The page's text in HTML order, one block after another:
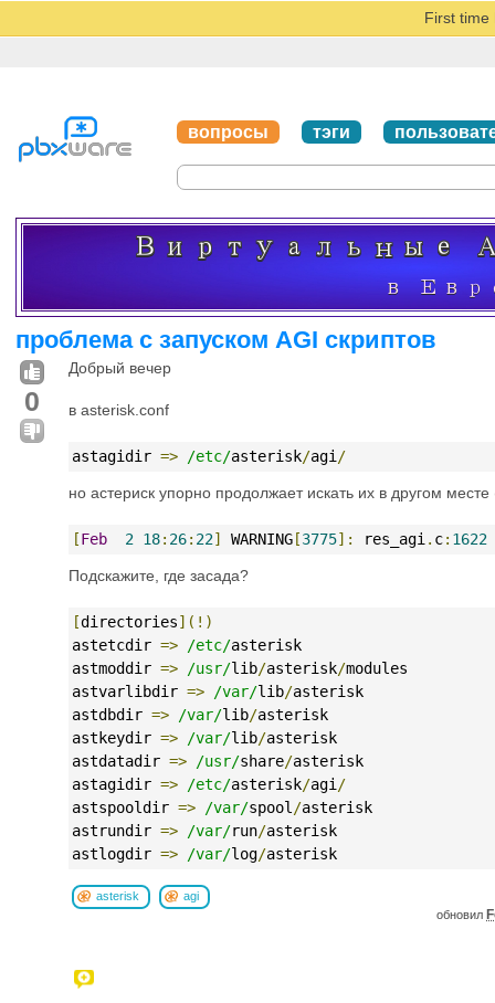
First time
вопросы тэги
проблема с запуском AGI скриптов
0
Добрый вечер
в asterisk.conf
astagidir => /etc/asterisk/agi /
но астериск упорно продолжает искать их в другом месте
[Feb 2 18: 26: 22] WARNING[3775]: res_agi . c: 1622
Подскажите, где засада?
[directories](!)
astetcdir => /etc/asterisk
astmoddir => /usr/lib/asterisk/modules
astvarlibdir => /var/lib/asterisk
astdbdir => /var/lib/asterisk
astkeydir => /var/lib/asterisk
astdatadir => /usr/share/asterisk
astagidir => /etc/asterisk/agi /
astspooldir => /var/spool /asterisk
astrundir => /var/run/asterisk
astlogdir => /var/log/asterisk
asterisk
agi
обновил